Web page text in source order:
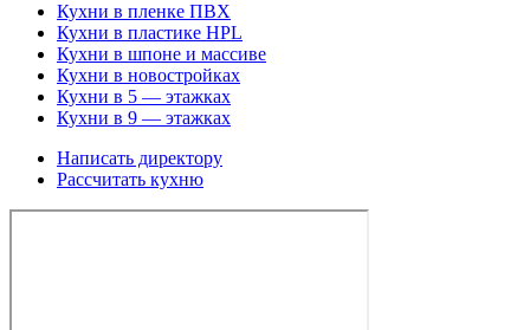
Кухни в пленке ПВХ
Кухни в пластике HPL
Кухни в шпоне и массиве
Кухни в новостройках
Кухни в 5 — этажках
Кухни в 9 — этажках
Написать директору
Рассчитать кухню